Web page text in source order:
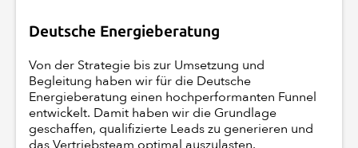
Deutsche Energieberatung
Von der Strategie bis zur Umsetzung und
Begleitung haben wir für die Deutsche
Energieberatung einen hochperformanten Funnel
entwickelt. Damit haben wir die Grundlage
geschaffen, qualifizierte Leads zu generieren und